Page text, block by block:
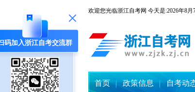
欢迎您光临浙江自考网 今天是:2026年8
首页 政策信息 自考动
码加入浙江自考交流群